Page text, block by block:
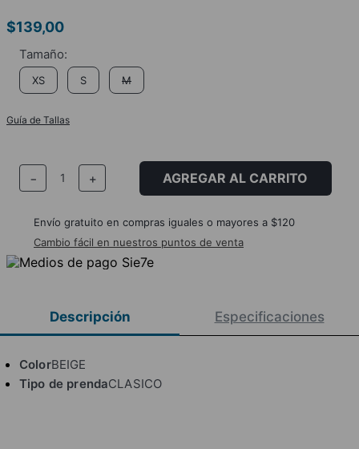
$139,00
XS S M
Guía de Tallas
＋
－ AGREGAR AL CARRITO
Envío gratuito en compras iguales o mayores a $120
Cambio fácil en nuestros puntos de venta
Descripción Especificaciones
ColorBEIGE
Tipo de prendaCLASICO